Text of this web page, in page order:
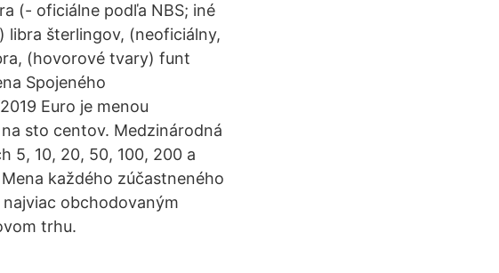
(- oficiálne podľa NBS; iné
šterlingov, (neoficiálny,
(hovorové tvary) funt
Spojeného
Euro je menou
sto centov. Medzinárodná
5, 10, 20, 50, 100, 200 a
každého zúčastneného
obchodovaným
trhu.